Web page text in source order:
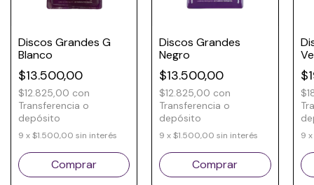
Discos Grandes G
Blanco
$13.500,00
$12.825,00 con
Transferencia o
depósito
9 x$1.500,00 sin interés
Discos Grandes
Negro
$13.500,00
$12.825,00 con
Transferencia o
depósito
9 x$1.500,00 sin interés 9 x